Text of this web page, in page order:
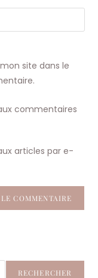
site dans le
commentaires
articles par e-
RECHERCHER